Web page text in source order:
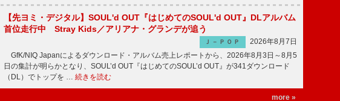
【先ヨミ・デジタル】SOUL'd OUT『はじめてのSOUL'd OUT』DLアルバム
首位走行中 Stray Kids／アリアナ・グランデが追う
Ｊ－ＰＯＰ
2026年8月7日
GfK/NIQ Japanによるダウンロード・アルバム売上レポートから、2026年8月3日～8月5
日の集計が明らかとなり、SOUL’d OUT『はじめてのSOUL’d OUT』が341ダウンロード
（DL）でトップを … 続きを読む
more »